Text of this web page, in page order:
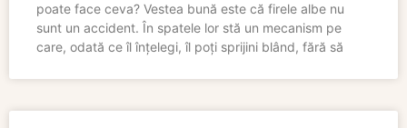
poate face ceva? Vestea bună este că firele albe nu
sunt un accident. În spatele lor stă un mecanism pe
care, odată ce îl înțelegi, îl poți sprijini blând, fără să